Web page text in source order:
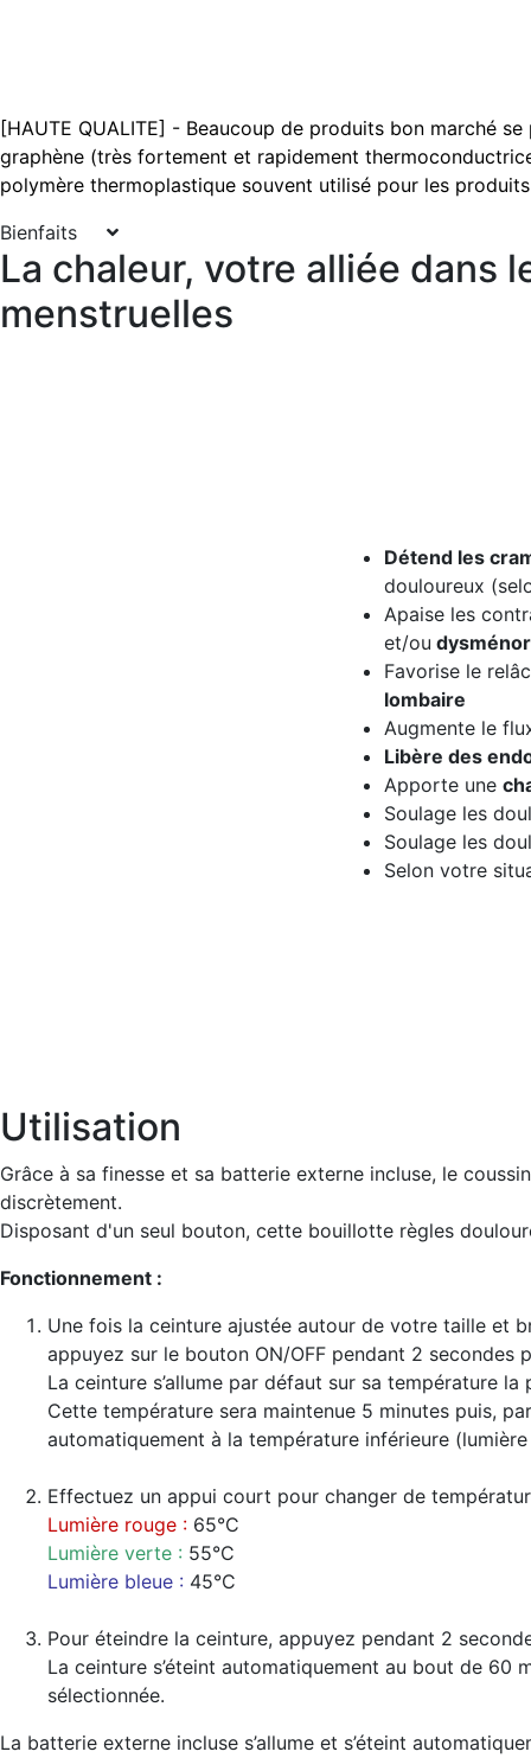
[HAUTE QUALITE] - Beaucoup de produits bon marché
graphène (très fortement et rapidement
polymère thermoplastique souvent utilisé pour les
Bienfaits
La chaleur, votre alliée dans
menstruelles
Détend les
douloureux
Apaise les
et/ou
Favorise le
lombaire
Augmente le
Libère des
Apporte une
Soulage les
Soulage les
Selon votre
Utilisation
Grâce à sa finesse et sa batterie externe incluse, le
discrètement.
Disposant d'un seul bouton, cette bouillotte règles
Fonctionnement :
Une fois la ceinture ajustée autour de votre taille et
appuyez sur le bouton ON/OFF pendant 2 secondes
La ceinture s’allume par défaut sur sa température
Cette température sera maintenue 5 minutes puis,
automatiquement à la température inférieure
Effectuez un appui court pour changer de
Lumière rouge : 65°C
Lumière verte : 55°C
Lumière bleue : 45°C
Pour éteindre la ceinture, appuyez pendant 2
La ceinture s’éteint automatiquement au bout de 60
sélectionnée.
La batterie externe incluse s’allume et s’éteint